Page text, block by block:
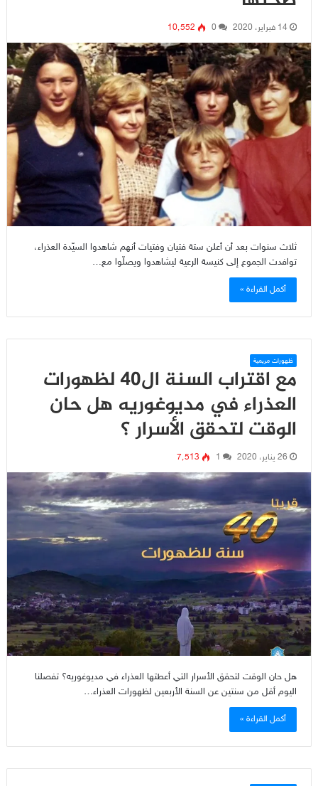
14 فبراير، 2020 0 10٬552
ثلاث سنوات بعد أن أعلن ستة فتيان وفتيات أنهم شاهدوا السيّدة العذراء،
توافدت الجموع إلى كنيسة الرعية ليشاهدوا ويصلّوا مع…
أكمل القراءة »
ظهورات مريمية
مع اقتراب السنة ال40 لظهورات
العذراء في مديوغوريه هل حان
الوقت لتحقق الأسرار ؟
26 يناير، 2020 1 7٬513
هل حان الوقت لتحقق الأسرار التي أعطتها العذراء في مديوغوريه؟ تفصلنا
اليوم أقل من سنتين عن السنة الأربعين لظهورات العذراء…
أكمل القراءة »